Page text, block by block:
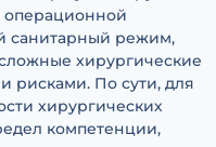
санитарный режим,
хирургические
рисками. По сути, для
хирургических
компетенции,